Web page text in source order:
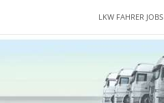
LKW FAHRER JOBS